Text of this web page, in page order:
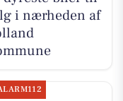
i nærheden af